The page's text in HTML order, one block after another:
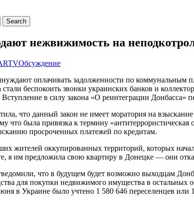
нежвижимость на
Обсуждение
оплачивать задолженности по
беспокоить звонки украинских банков и
в силу закона «О реинтеграции Донбасса»
что данный закон не имеет моратория на
что была привязка к термину
просроченных платежей по кредитам.
жителей оккупированных территорий, которых
я им предложила свою квартиру в Донецке — они
что в будущем будет возможно выходцам
для покупки недвижимого имущества в
в Украине было учтено 1 580 646 переселенцев или